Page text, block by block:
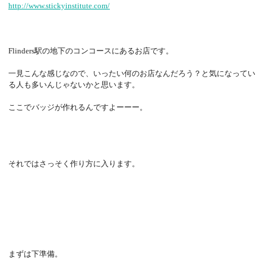
http://www.stickyinstitute.com/
Flinders駅の地下のコンコースにあるお店です。
一見こんな感じなので、いったい何のお店なんだろう？と気になってい
る人も多いんじゃないかと思います。
ここでバッジが作れるんですよーーー。
それではさっそく作り方に入ります。
まずは下準備。